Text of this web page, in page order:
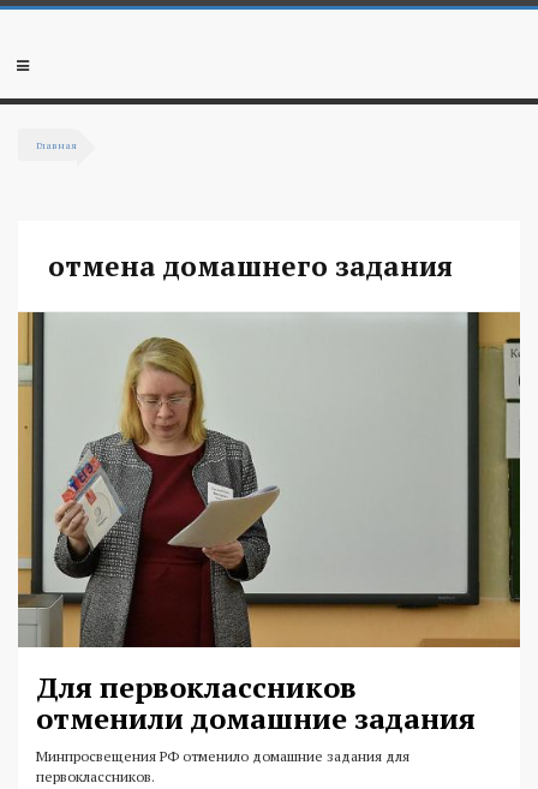
Перейти к основному содержанию
Мобильное
Главная
отмена домашнего задания
Для первоклассников
отменили домашние задания
Минпросвещения РФ отменило домашние задания для
первоклассников.